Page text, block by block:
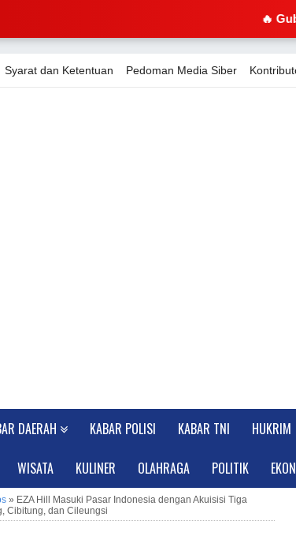
Syarat dan Ketentuan Pedoman Media Siber
🔥 Gubernur
DAERAH KABAR POLISI KABAR TNI HUKRIM
WISATA KULINER OLAHRAGA POLITIK
» EZA Hill Masuki Pasar Indonesia dengan Akuisisi Tiga
Cibitung, dan Cileungsi